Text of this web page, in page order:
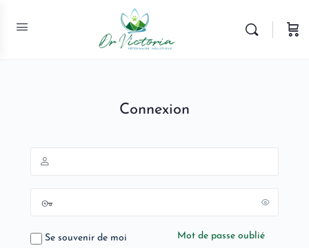
Connexion
Se souvenir de moi Mot de passe oublié